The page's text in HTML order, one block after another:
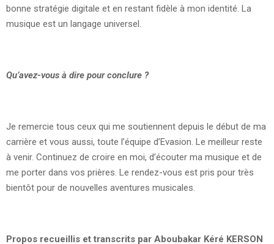
bonne stratégie digitale et en restant fidèle à mon identité. La
musique est un langage universel.
Qu’avez-vous à dire pour conclure ?
Je remercie tous ceux qui me soutiennent depuis le début de ma
carrière et vous aussi, toute l’équipe d’Evasion. Le meilleur reste
à venir. Continuez de croire en moi, d’écouter ma musique et de
me porter dans vos prières. Le rendez-vous est pris pour très
bientôt pour de nouvelles aventures musicales.
Propos recueillis et transcrits par Aboubakar Kéré KERSON